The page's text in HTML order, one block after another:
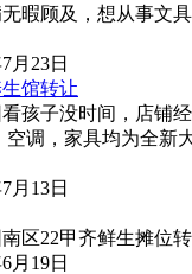
暇顾及，想从事文
月23日
馆转让
孩子没时间，店铺
调，家具均为全新
月13日
区22甲齐鲜生摊位
月19日